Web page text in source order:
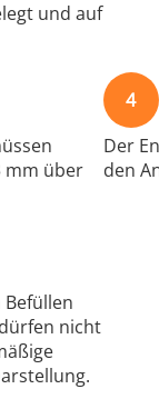
und auf
mm über
4
Der
den
nicht